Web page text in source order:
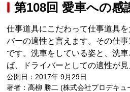
第108回 愛車への感
仕事道具にこだわって仕事道具
バーの適性と言えます。その仕
です。洗車をしている姿と、洗
ば、ドライバーとしての適性が見
公開日：2017年 9月29日
著者：高柳 勝二 (株式会社プロデキュ